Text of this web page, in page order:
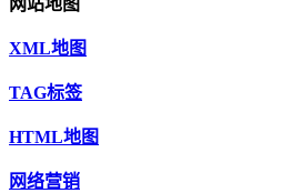
XML地图
TAG标签
HTML地图
网络营销